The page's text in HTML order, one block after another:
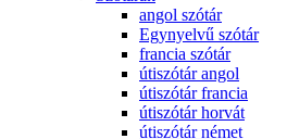
angol szótár
Egynyelvű szótár
francia szótár
útiszótár angol
útiszótár francia
útiszótár horvát
útiszótár német